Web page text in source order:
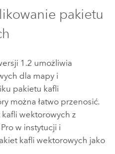
pakietu
1.2 umożliwia
dla mapy i
pakietu kafli
można łatwo przenosić.
wektorowych z
w instytucji i
kafli wektorowych jako